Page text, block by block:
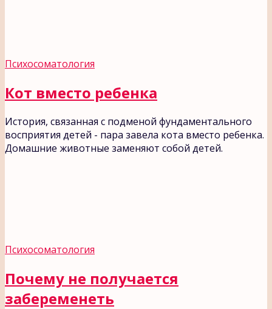
Психосоматология
Кот вместо ребенка
История, связанная с подменой фундаментального
восприятия детей - пара завела кота вместо ребенка.
Домашние животные заменяют собой детей.
Психосоматология
Почему не получается
забеременеть